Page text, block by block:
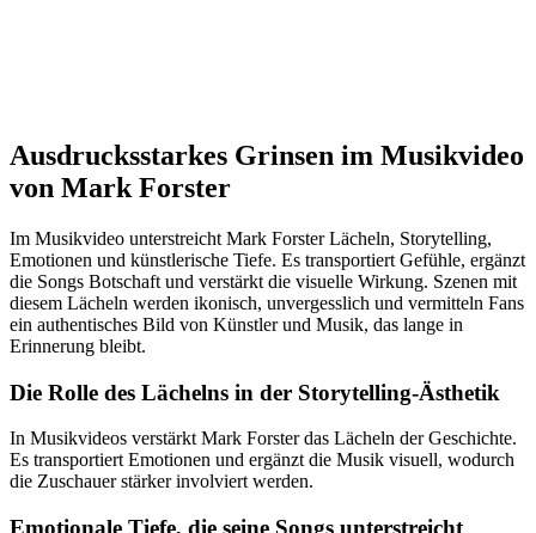
Ausdrucksstarkes Grinsen im Musikvideo
von Mark Forster
Im Musikvideo unterstreicht Mark Forster Lächeln, Storytelling,
Emotionen und künstlerische Tiefe. Es transportiert Gefühle, ergänzt
die Songs Botschaft und verstärkt die visuelle Wirkung. Szenen mit
diesem Lächeln werden ikonisch, unvergesslich und vermitteln Fans
ein authentisches Bild von Künstler und Musik, das lange in
Erinnerung bleibt.
Die Rolle des Lächelns in der Storytelling-Ästhetik
In Musikvideos verstärkt Mark Forster das Lächeln der Geschichte.
Es transportiert Emotionen und ergänzt die Musik visuell, wodurch
die Zuschauer stärker involviert werden.
Emotionale Tiefe, die seine Songs unterstreicht